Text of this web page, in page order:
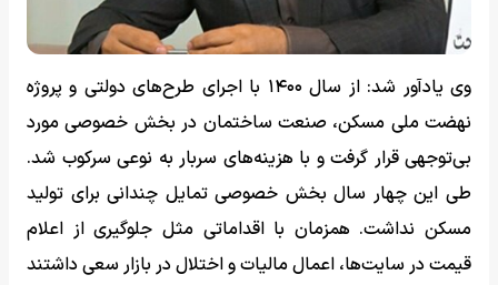
وی یادآور شد: از سال ۱۴۰۰ با اجرای طرح‌های دولتی و پروژه
نهضت ملی مسکن، صنعت ساختمان در بخش خصوصی مورد
بی‌توجهی قرار گرفت و با هزینه‌های سربار به نوعی سرکوب شد.
طی این چهار سال بخش خصوصی تمایل چندانی برای تولید
مسکن نداشت. همزمان با اقداماتی مثل جلوگیری از اعلام
قیمت در سایت‌ها، اعمال مالیات و اختلال در بازار سعی داشتند